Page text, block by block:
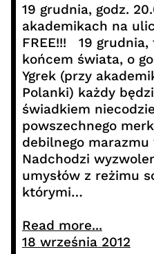
19 grudnia, godz.
akademikach na
FREE!!! 19
końcem świata, o
Ygrek (przy
Polanki) każdy
świadkiem
powszechnego
debilnego marazmu
Nadchodzi
umysłów z reżimu
którymi…
Read more...
18 września 2012